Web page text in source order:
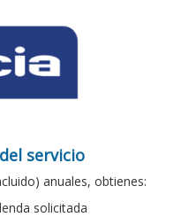
servicio
anuales, obtienes:
solicitada